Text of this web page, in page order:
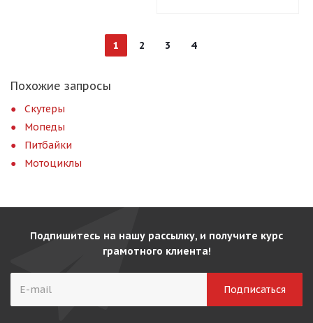
1 2 3 4
Похожие запросы
Скутеры
Мопеды
Питбайки
Мотоциклы
Подпишитесь на нашу рассылку, и получите курс
грамотного клиента!